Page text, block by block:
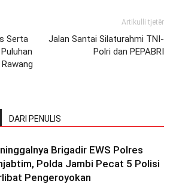
Serta
Artikulli tjetër
Jalan Santai Silaturahmi TNI-
Polri dan PEPABRI
DARI PENULIS
Brigadir EWS Polres
Polda Jambi Pecat 5 Polisi
Pengeroyokan